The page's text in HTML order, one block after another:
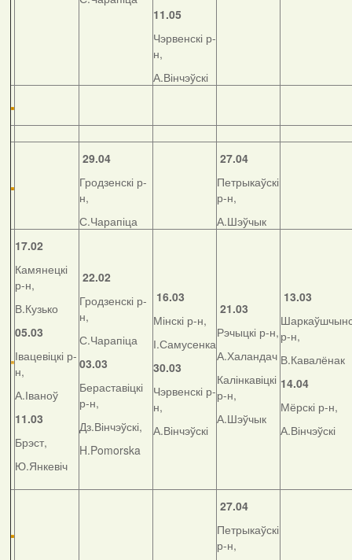
11.05
Чэрвенскі р-
н,
А.Вінчэўскі
29.04
Гродзенскі р-
н,
С.Чарапіца
27.04
Петрыкаўскі
р-н,
А.Шэўчык
17.02
Камянецкі
р-н,
В.Кузько
05.03
Івацевіцкі р-
н,
А.Іваноў
11.03
Брэст,
Ю.Янкевіч
22.02
Гродзенскі р-
н,
С.Чарапіца
03.03
Бераставіцкі
р-н,
Дз.Вінчэўскі,
H.Pomorska
16.03
Мінскі р-н,
І.Самусенка
30.03
Чэрвенскі р-
н,
А.Вінчэўскі
21.03
Рэчыцкі р-н,
А.Халандач
Калінкавіцкі
р-н,
А.Шэўчык
13.03
р-н,
В.Кавалёнак
14.04
Мёрскі р-н,
А.Вінчэўскі
27.04
Петрыкаўскі
р-н,